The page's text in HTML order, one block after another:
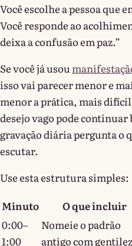
Você escolhe a pessoa que
Você responde ao
deixa a confusão em paz.”
Se você já usou
isso vai parecer menor e
menor a prática, mais
desejo vago pode
gravação diária pergunta o
escutar.
Use esta estrutura simples:
Minuto
O que incluir
0:00–
1:00
Nomeie o padrão
antigo com